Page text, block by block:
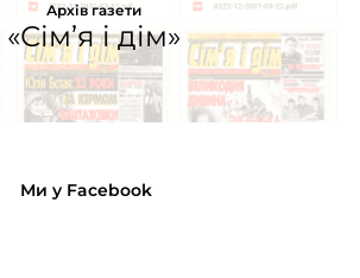
Архів газети
«Сім’я і дім»
Ми у Facebook